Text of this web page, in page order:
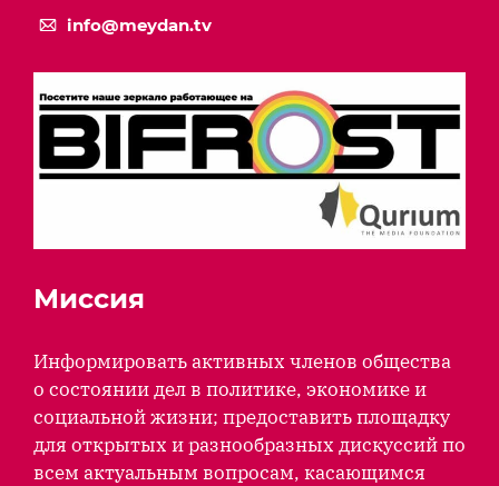
info@meydan.tv
Миссия
Информировать активных членов общества
о состоянии дел в политике, экономике и
социальной жизни; предоставить площадку
для открытых и разнообразных дискуссий по
всем актуальным вопросам, касающимся